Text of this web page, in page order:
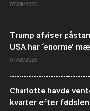
07/08/2026
Trump afviser
USA har ‘enorme’
07/08/2026
Charlotte havde
kvarter efter